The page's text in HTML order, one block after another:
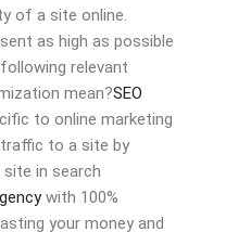
of a site online.
as high as possible
relevant
mean?SEO
to online marketing
to a site by
in search
with 100%
your money and